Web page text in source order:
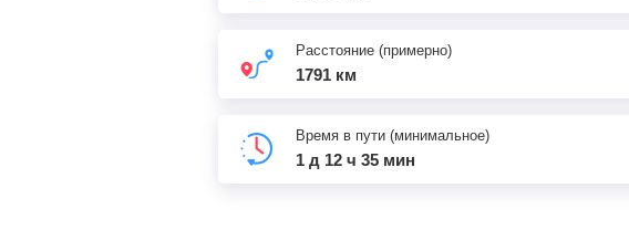
Расстояние (примерно)
1791 км
Время в пути (минимальное)
1 д 12 ч 35 мин